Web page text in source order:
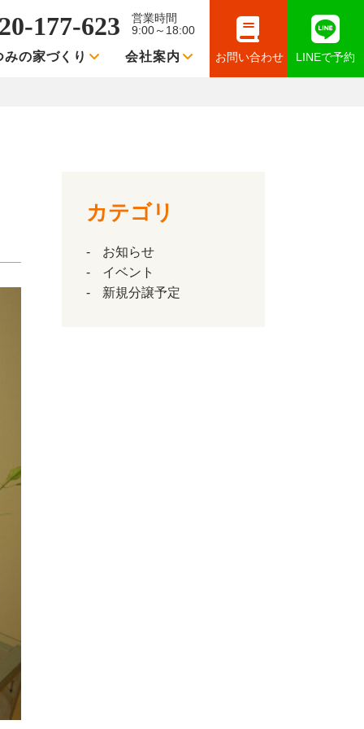
177-623
営業時間
9:00～18:00
みの家づくり 会社案内 お問い合わせ LINEで予約
カテゴリ
お知らせ
イベント
新規分譲予定